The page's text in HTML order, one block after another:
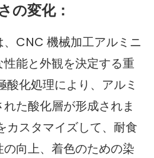
の変化：
CNC 機械加工アルミニ
能と外観を決定する重
酸化処理により、アルミ
た酸化層が形成されま
カスタマイズして、耐食
向上、着色のための染